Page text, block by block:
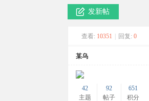
›
发新帖
查看: 10351 回复: 0
某乌
42
主题
92
帖子
651
积分